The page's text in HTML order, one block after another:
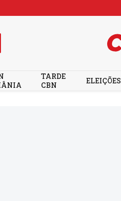
TARDE
CBN
ELEIÇÕES